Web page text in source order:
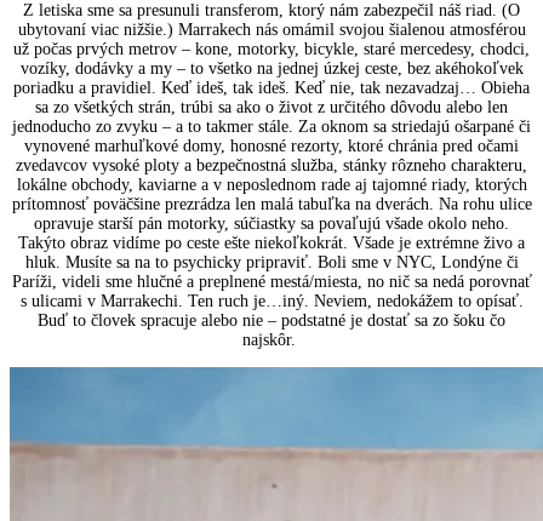
Z letiska sme sa presunuli transferom, ktorý nám zabezpečil náš riad. (O
ubytovaní viac nižšie.) Marrakech nás omámil svojou šialenou atmosférou
už počas prvých metrov – kone, motorky, bicykle, staré mercedesy, chodci,
vozíky, dodávky a my – to všetko na jednej úzkej ceste, bez akéhokoľvek
poriadku a pravidiel. Keď ideš, tak ideš. Keď nie, tak nezavadzaj… Obieha
sa zo všetkých strán, trúbi sa ako o život z určitého dôvodu alebo len
jednoducho zo zvyku – a to takmer stále. Za oknom sa striedajú ošarpané či
vynovené marhuľkové domy, honosné rezorty, ktoré chránia pred očami
zvedavcov vysoké ploty a bezpečnostná služba, stánky rôzneho charakteru,
lokálne obchody, kaviarne a v neposlednom rade aj tajomné riady, ktorých
prítomnosť poväčšine prezrádza len malá tabuľka na dverách. Na rohu ulice
opravuje starší pán motorky, súčiastky sa povaľujú všade okolo neho.
Takýto obraz vidíme po ceste ešte niekoľkokrát. Všade je extrémne živo a
hluk. Musíte sa na to psychicky pripraviť. Boli sme v NYC, Londýne či
Paríži, videli sme hlučné a preplnené mestá/miesta, no nič sa nedá porovnať
s ulicami v Marrakechi. Ten ruch je…iný. Neviem, nedokážem to opísať.
Buď to človek spracuje alebo nie – podstatné je dostať sa zo šoku čo
najskôr.